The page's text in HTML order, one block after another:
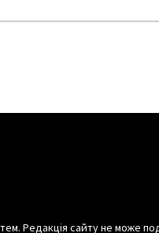
Редакція сайту не може